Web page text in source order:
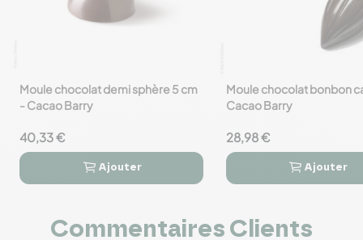
favorite_border
Moule chocolat demi sphère 5 cm
- Cacao Barry
40,33 €
 
Ajouter
favorite_border
Moule chocolat bonbon
Cacao Barry
28,98 €
 
Ajouter
Commentaires Clients